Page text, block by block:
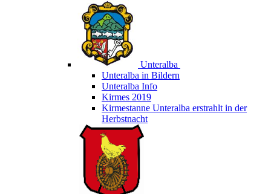
Unteralba
Unteralba in Bildern
Unteralba Info
Kirmes 2019
Kirmestanne Unteralba erstrahlt in der
Herbstnacht